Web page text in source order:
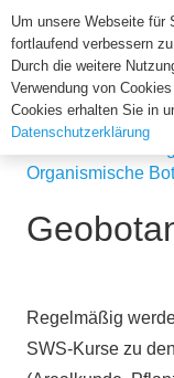
Institut
Suchen
nach:
Organismische
Regelmäßig
SWS-Kurse zu
Um unsere Webseite für
fortlaufend verbessern
Durch die weitere
Verwendung von
Cookies erhalten Sie in
Datenschutzerklärung